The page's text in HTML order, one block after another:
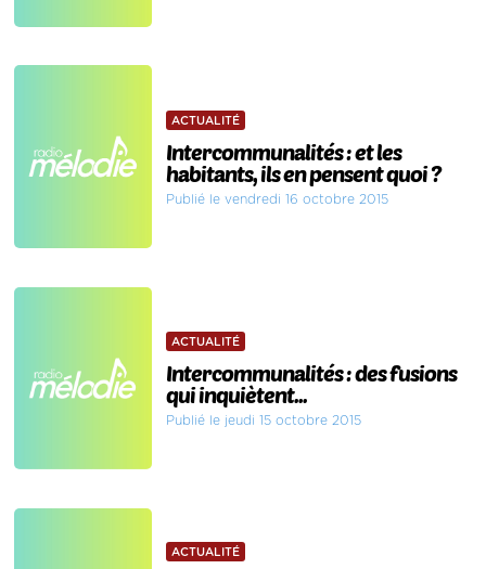
ACTUALITÉ
Intercommunalités : et les
habitants, ils en pensent quoi ?
Publié le vendredi 16 octobre 2015
ACTUALITÉ
Intercommunalités : des fusions
qui inquiètent...
Publié le jeudi 15 octobre 2015
ACTUALITÉ